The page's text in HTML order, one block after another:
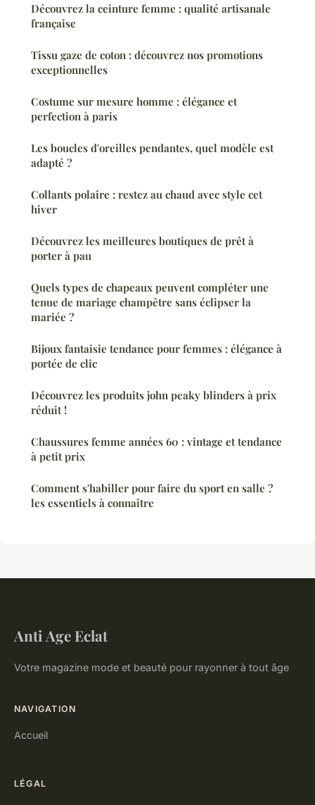
Découvrez la ceinture femme : qualité artisanale
française
Tissu gaze de coton : découvrez nos promotions
exceptionnelles
Costume sur mesure homme : élégance et
perfection à paris
Les boucles d'oreilles pendantes, quel modèle est
adapté ?
Collants polaire : restez au chaud avec style cet
hiver
Découvrez les meilleures boutiques de prêt à
porter à pau
Quels types de chapeaux peuvent compléter une
tenue de mariage champêtre sans éclipser la
mariée ?
Bijoux fantaisie tendance pour femmes : élégance à
portée de clic
Découvrez les produits john peaky blinders à prix
réduit !
Chaussures femme années 60 : vintage et tendance
à petit prix
Comment s'habiller pour faire du sport en salle ?
les essentiels à connaître
Anti Age Eclat
Votre magazine mode et beauté pour rayonner à tout âge
NAVIGATION
Accueil
LÉGAL